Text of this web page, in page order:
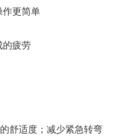
作更简单
的疲劳
舒适度；减少紧急转弯